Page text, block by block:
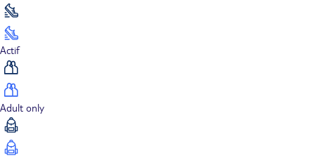
Actif
Adult only